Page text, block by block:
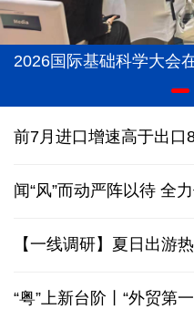
2026国际基础科学大会
前7月进口增速高于出口
闻“风”而动严阵以待 全
【一线调研】夏日出游
“粤”上新台阶丨“外贸第